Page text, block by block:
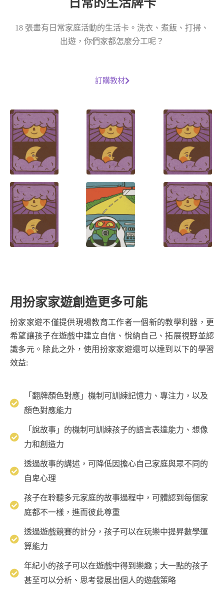
18 張畫有日常家庭活動的生活卡。洗衣、煮飯、打掃、
出遊，你們家都怎麼分工呢？
訂購教材
用扮家家遊創造更多可能
扮家家遊不僅提供現場教育工作者一個新的教學利器，更
希望讓孩子在遊戲中建立自信、悅納自己、拓展視野並認
識多元。除此之外，使用扮家家遊還可以達到以下的學習
效益:
「翻牌顏色對應」機制可訓練記憶力、專注力，以及
顏色對應能力
「說故事」的機制可訓練孩子的語言表達能力、想像
力和創造力
透過故事的講述，可降低因擔心自己家庭與眾不同的
自卑心理
孩子在聆聽多元家庭的故事過程中，可體認到每個家
庭都不一樣，進而彼此尊重
透過遊戲競賽的計分，孩子可以在玩樂中提昇數學運
算能力
年紀小的孩子可以在遊戲中得到樂趣；大一點的孩子
甚至可以分析、思考發展出個人的遊戲策略